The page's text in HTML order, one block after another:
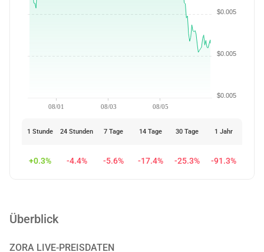
08/01 08/03 08/05
$0.005
$0.005
$0.005
1 Stunde 24 Stunden 7 Tage 14 Tage 30 Tage 1 Jahr
+0.3% -4.4% -5.6% -17.4% -25.3% -91.3%
Überblick
ZORA LIVE-PREISDATEN